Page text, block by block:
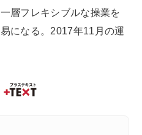
層フレキシブルな操業を
になる。2017年11月の運